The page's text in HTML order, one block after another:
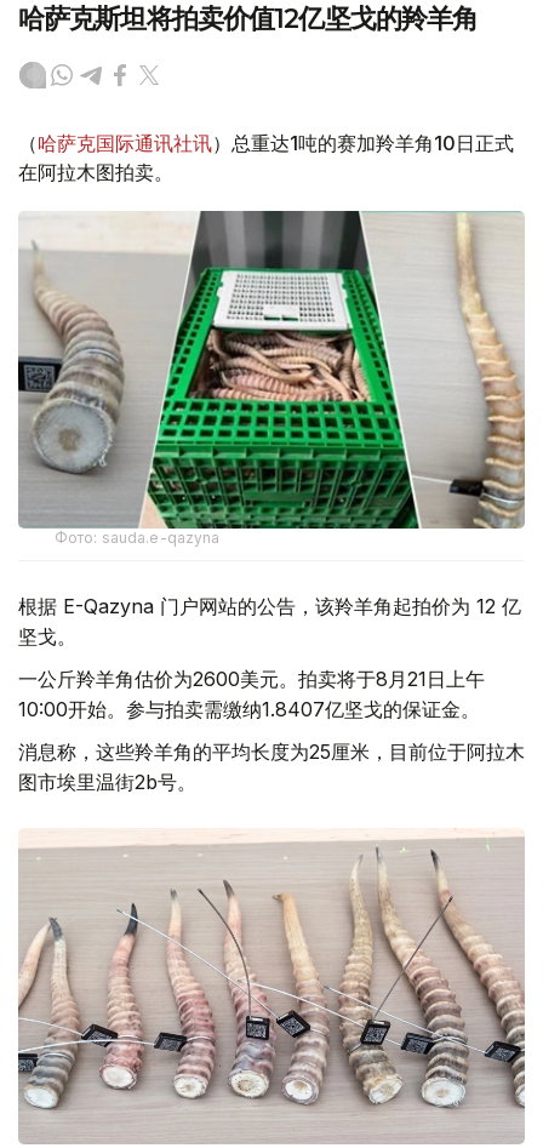
哈萨克斯坦将拍卖价值12亿坚戈的羚羊角
（哈萨克国际通讯社讯）总重达1吨的赛加羚羊角10日正式
在阿拉木图拍卖。
Фото: sauda.e-qazyna
根据 E-Qazyna 门户网站的公告，该羚羊角起拍价为 12 亿
坚戈。
一公斤羚羊角估价为2600美元。拍卖将于8月21日上午
10:00开始。参与拍卖需缴纳1.8407亿坚戈的保证金。
消息称，这些羚羊角的平均长度为25厘米，目前位于阿拉木
图市埃里温街2b号。